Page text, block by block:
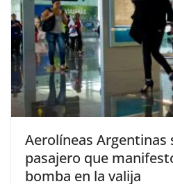
Aerolíneas Argentinas
pasajero que
bomba en la valija